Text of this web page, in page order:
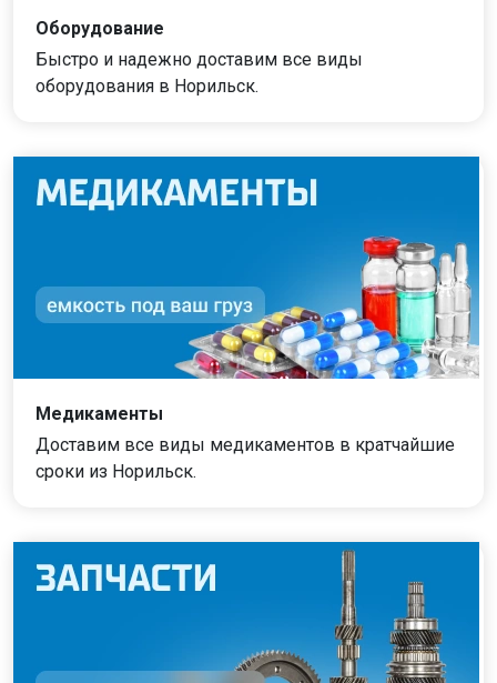
Оборудование
Быстро и надежно доставим все виды
оборудования в Норильск.
Медикаменты
Доставим все виды медикаментов в кратчайшие
сроки из Норильск.